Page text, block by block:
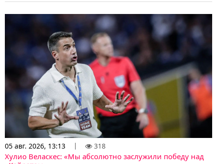
05 авг. 2026, 13:13 318
Хулио Веласкес: «Мы абсолютно заслужили победу над